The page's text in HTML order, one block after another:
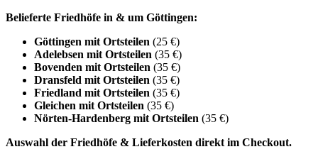
Belieferte Friedhöfe in & um Göttingen:
Göttingen mit Ortsteilen (25 €)
Adelebsen mit Ortsteilen (35 €)
Bovenden mit Ortsteilen (35 €)
Dransfeld mit Ortsteilen (35 €)
Friedland mit Ortsteilen (35 €)
Gleichen mit Ortsteilen (35 €)
Nörten-Hardenberg mit Ortsteilen (35 €)
Auswahl der Friedhöfe & Lieferkosten direkt im Checkout.